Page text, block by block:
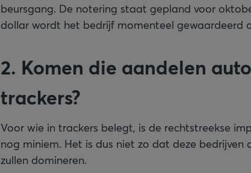
beursgang. De notering staat gepland voor
dollar wordt het bedrijf momenteel gewaardeerd
2. Komen die aandelen
trackers?
Voor wie in trackers belegt, is de rechtstreekse
nog miniem. Het is dus niet zo dat deze
zullen domineren.